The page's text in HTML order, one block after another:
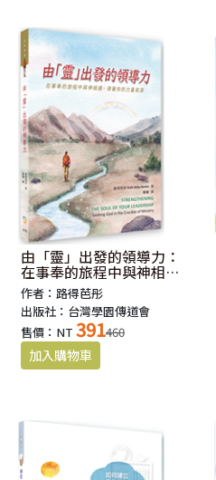
由「靈」出發的領導力：
在事奉的旅程中與神相
遇，得著你的力量泉源
作者：路得芭彤
出版社：台灣學園傳道會
售價：NT 391460